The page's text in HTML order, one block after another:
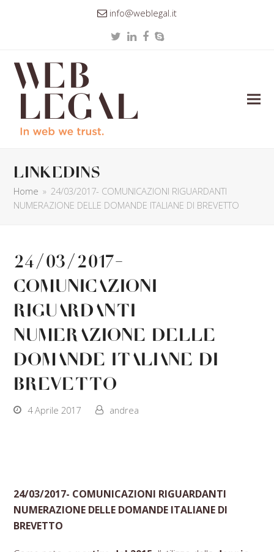
info@weblegal.it
TwitterLinkedIn
Facebook
Skype
linkedins
Home » 24/03/2017- COMUNICAZIONI RIGUARDANTI
NUMERAZIONE DELLE DOMANDE ITALIANE DI BREVETTO
24/03/2017-
COMUNICAZIONI
RIGUARDANTI
NUMERAZIONE DELLE
DOMANDE ITALIANE DI
BREVETTO
4 Aprile 2017 andrea
24/03/2017- COMUNICAZIONI RIGUARDANTI
NUMERAZIONE DELLE DOMANDE ITALIANE DI
BREVETTO